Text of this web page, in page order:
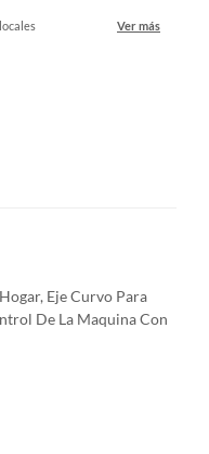
Ver más
Eje Curvo Para
De La Maquina Con